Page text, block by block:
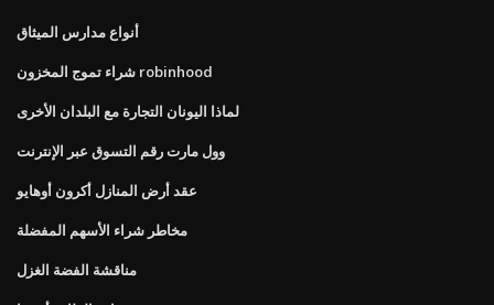
أنواع مدارس الميثاق
شراء تموج المخزون robinhood
لماذا اليونان التجارة مع البلدان الأخرى
وول مارت رقم التسوق عبر الإنترنت
عقد أرض المنازل أكرون أوهايو
مخاطر شراء الأسهم المفضلة
مناقشة الفضة الغزل